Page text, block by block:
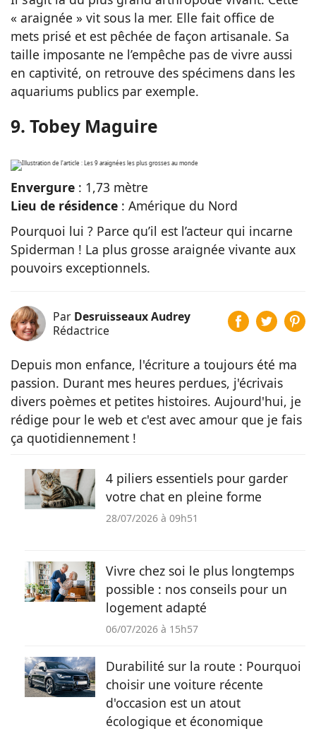
« araignée » vit sous la mer. Elle fait office de
mets prisé et est pêchée de façon artisanale. Sa
taille imposante ne l’empêche pas de vivre aussi
en captivité, on retrouve des spécimens dans les
aquariums publics par exemple.
9. Tobey Maguire
Envergure : 1,73 mètre
Lieu de résidence : Amérique du Nord
Pourquoi lui ? Parce qu’il est l’acteur qui incarne
Spiderman ! La plus grosse araignée vivante aux
pouvoirs exceptionnels.
Par Desruisseaux Audrey
Rédactrice
Depuis mon enfance, l'écriture a toujours été ma
passion. Durant mes heures perdues, j'écrivais
divers poèmes et petites histoires. Aujourd'hui, je
rédige pour le web et c'est avec amour que je fais
ça quotidiennement !
4 piliers essentiels pour garder
votre chat en pleine forme
28/07/2026 à 09h51
Vivre chez soi le plus longtemps
possible : nos conseils pour un
logement adapté
06/07/2026 à 15h57
Durabilité sur la route : Pourquoi
choisir une voiture récente
d'occasion est un atout
écologique et économique